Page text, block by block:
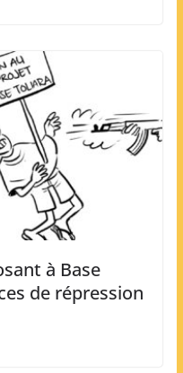
à Base
de répression